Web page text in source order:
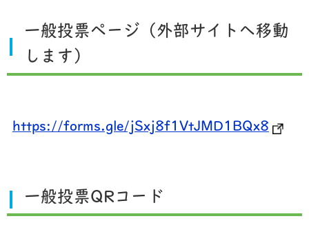
一般投票ページ（外部サイトへ移動
します）
https://forms.gle/jSxj8f1VtJMD1BQx8
一般投票QRコード